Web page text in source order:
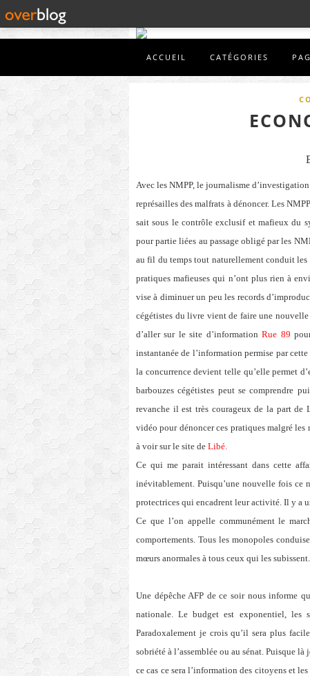
ACCUEIL CATÉGORIES
Avec les NMPP, le journalisme
représailles des malfrats à dénoncer. Les
sait sous le contrôle exclusif et mafieux du
pour partie liées au passage obligé par les
au fil du temps tout naturellement conduit les
pratiques mafieuses qui n’ont plus rien à
vise à diminuer un peu les records
cégétistes du livre vient de faire une nouvelle
d’aller sur le site d’informationRue 89
instantanée de l’information permise par
la concurrence devient telle qu’elle permet
barbouzes cégétistes peut se comprendre
revanche il est très courageux de la part
vidéo pour dénoncer ces pratiques malgré les
à voir sur le site de Libé.
Ce qui me parait intéressant dans cette
inévitablement. Puisqu’une nouvelle fois ce
protectrices qui encadrent leur activité. Il y a
Ce que l’on appelle communément le
comportements. Tous les monopoles
mœurs anormales à tous ceux qui les subissent.
Une dépêche AFP de ce soir nous informe
nationale. Le budget est exponentiel, les
Paradoxalement je crois qu’il sera plus
sobriété à l’assemblée ou au sénat. Puisque
ce cas ce sera l’information des citoyens et